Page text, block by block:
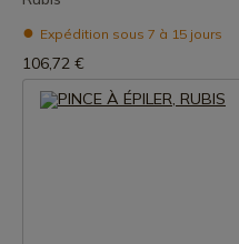
Expédition sous 7 à 15 jours
106,72 €